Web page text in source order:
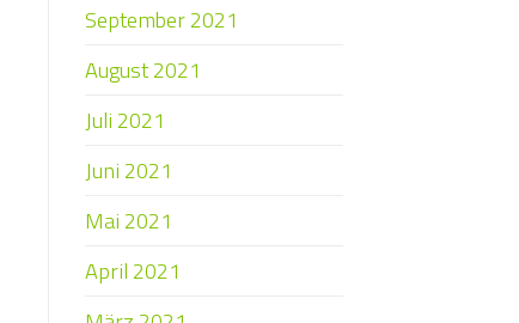
September 2021
August 2021
Juli 2021
Juni 2021
Mai 2021
April 2021